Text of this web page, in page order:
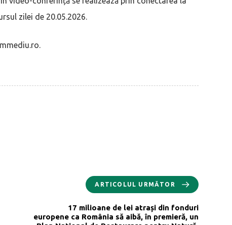
zilei de 20.05.2026.
ARTICOLUL URMĂTOR
17 milioane de lei atrași din fonduri
europene ca România să aibă, în premieră, un